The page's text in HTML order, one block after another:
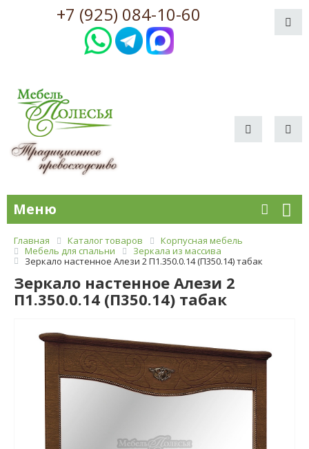
+7 (925) 084-10-60
Меню
Главная Каталог товаров
Корпусная мебель
Мебель для спальни
Зеркала из массива
Зеркало настенное Алези 2 П1.350.0.14 (П350.14) табак
Зеркало настенное Алези 2
П1.350.0.14 (П350.14) табак